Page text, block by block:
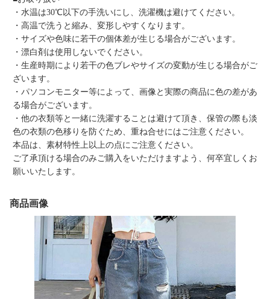
・水温は30℃以下の手洗いにし、洗濯機は避けてください。
・高温で洗うと縮み、変形しやすくなります。
・サイズや色味に若干の個体差が生じる場合がございます。
・漂白剤は使用しないでください。
・生産時期により若干の色ブレやサイズの変動が生じる場合がご
ざいます。
・パソコンモニター等によって、画像と実際の商品に色の差があ
る場合がございます。
・他の衣類等と一緒に洗濯することは避けて頂き、保管の際も淡
色の衣類の色移りを防ぐため、重ね合せにはご注意ください。
本品は、素材特性上以上の点にご注意ください。
ご了承頂ける場合のみご購入をいただけますよう、何卒宜しくお
願いいたします。
商品画像